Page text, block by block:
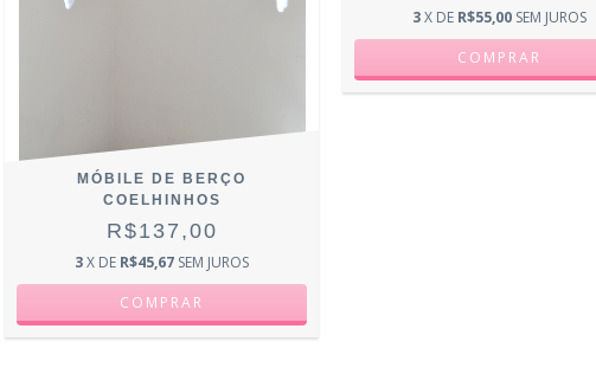
MÓBILE DE BERÇO
COELHINHOS
R$137,00
3X DE R$45,67 SEM JUROS
3X DE R$55,00 SEM JUROS